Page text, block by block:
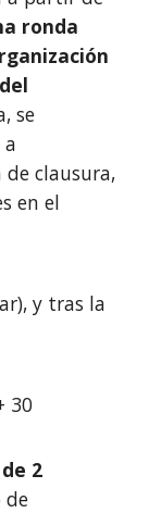
ronda
se
clausura,
en el
y tras la
30
2
de